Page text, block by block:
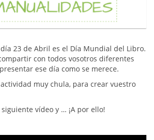
23 de Abril es el Día Mundial del Libro.
con todos vosotros diferentes
ese día como se merece.
muy chula, para crear vuestro
vídeo y … ¡A por ello!